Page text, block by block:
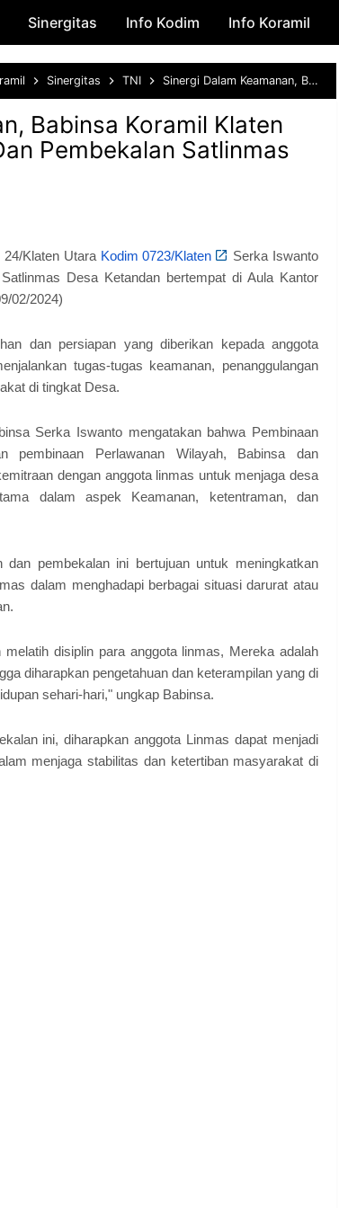
Skip to main content
Sinergitas Info Kodim Info Koramil
Sinergitas TNI Sinergi Dalam Keamanan, Babinsa Koramil Klaten Utara Beri Pembinaan Dan Pembekalan Satlinmas
Babinsa Koramil Klaten
Pembekalan Satlinmas
Klaten Utara Kodim 0723/Klaten
Serka Iswanto
Desa Ketandan bertempat di Aula Kantor
02/2024)
dan persiapan yang diberikan kepada anggota
tugas-tugas keamanan, penanggulangan
di tingkat Desa.
Serka Iswanto mengatakan bahwa Pembinaan
pembinaan Perlawanan Wilayah, Babinsa dan
dengan anggota linmas untuk menjaga desa
dalam aspek Keamanan, ketentraman, dan
dan pembekalan ini bertujuan untuk meningkatkan
dalam menghadapi berbagai situasi darurat atau
disiplin para anggota linmas, Mereka adalah
diharapkan pengetahuan dan keterampilan yang di
sehari-hari," ungkap Babinsa.
ini, diharapkan anggota Linmas dapat menjadi
menjaga stabilitas dan ketertiban masyarakat di